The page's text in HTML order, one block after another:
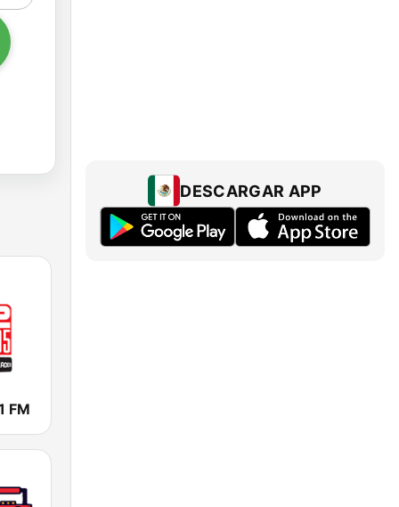
FM
DESCARGAR APP